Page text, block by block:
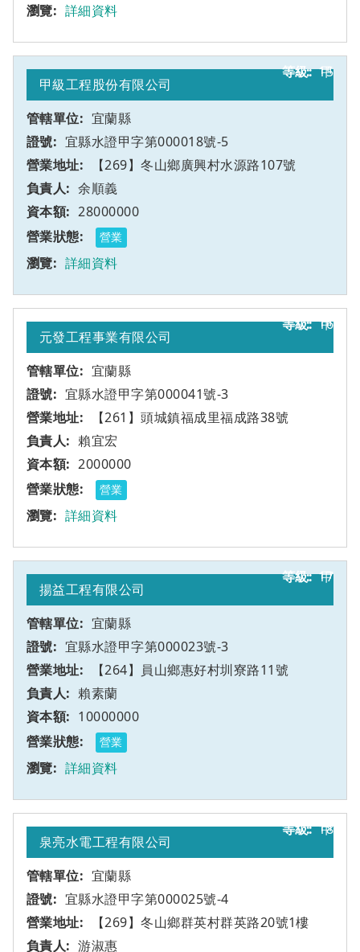
詳細資料
15
甲級工程股份有限公司
宜蘭縣
宜縣水證甲字第000018號-5
【269】冬山鄉廣興村水源路107號
甲
余順義
28000000
營業
詳細資料
16
元發工程事業有限公司
宜蘭縣
宜縣水證甲字第000041號-3
【261】頭城鎮福成里福成路38號
甲
賴宜宏
2000000
營業
詳細資料
17
揚益工程有限公司
宜蘭縣
宜縣水證甲字第000023號-3
【264】員山鄉惠好村圳寮路11號
甲
賴素蘭
10000000
營業
詳細資料
18
泉亮水電工程有限公司
宜蘭縣
宜縣水證甲字第000025號-4
【269】冬山鄉群英村群英路20號1樓
甲
游淑惠